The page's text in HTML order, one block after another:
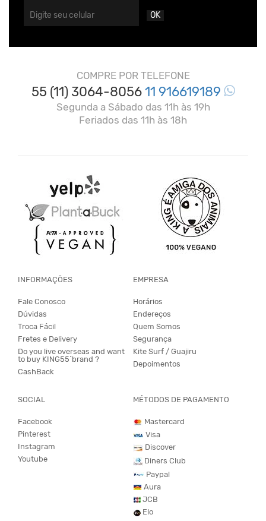
OK
COMPRE POR TELEFONE
55 (11) 3064-805611 916619189
Segunda a Sábado das 11h às 19h
Feriados das 11h às 18h
INFORMAÇÕES
Fale Conosco
Dúvidas
Troca Fácil
Fretes e Delivery
Do you live overseas and want
to buy KING55´brand ?
CashBack
EMPRESA
Horários
Endereços
Quem Somos
Segurança
Kite Surf / Guajiru
Depoimentos
SOCIAL
Facebook
Pinterest
Instagram
Youtube
MÉTODOS DE PAGAMENTO
Mastercard
Visa
Discover
Diners Club
Paypal
Aura
JCB
Elo